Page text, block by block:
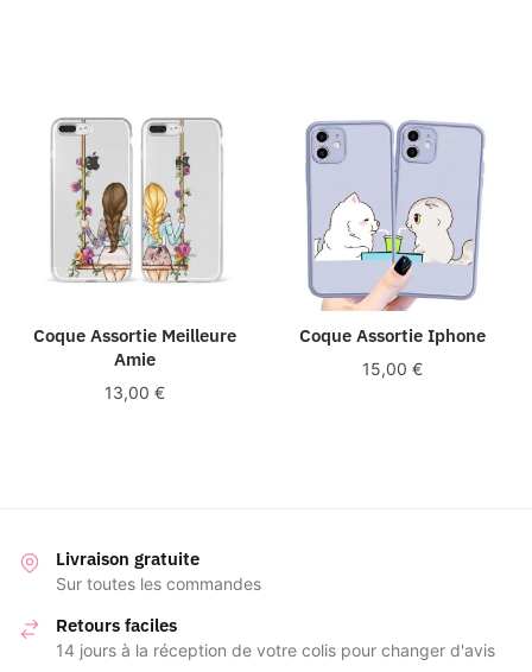
Coque Assortie Meilleure
Amie
13,00€
Coque Assortie Iphone
15,00€
Livraison gratuite
Sur toutes les commandes
Retours faciles
14 jours à la réception de votre colis pour changer d'avis